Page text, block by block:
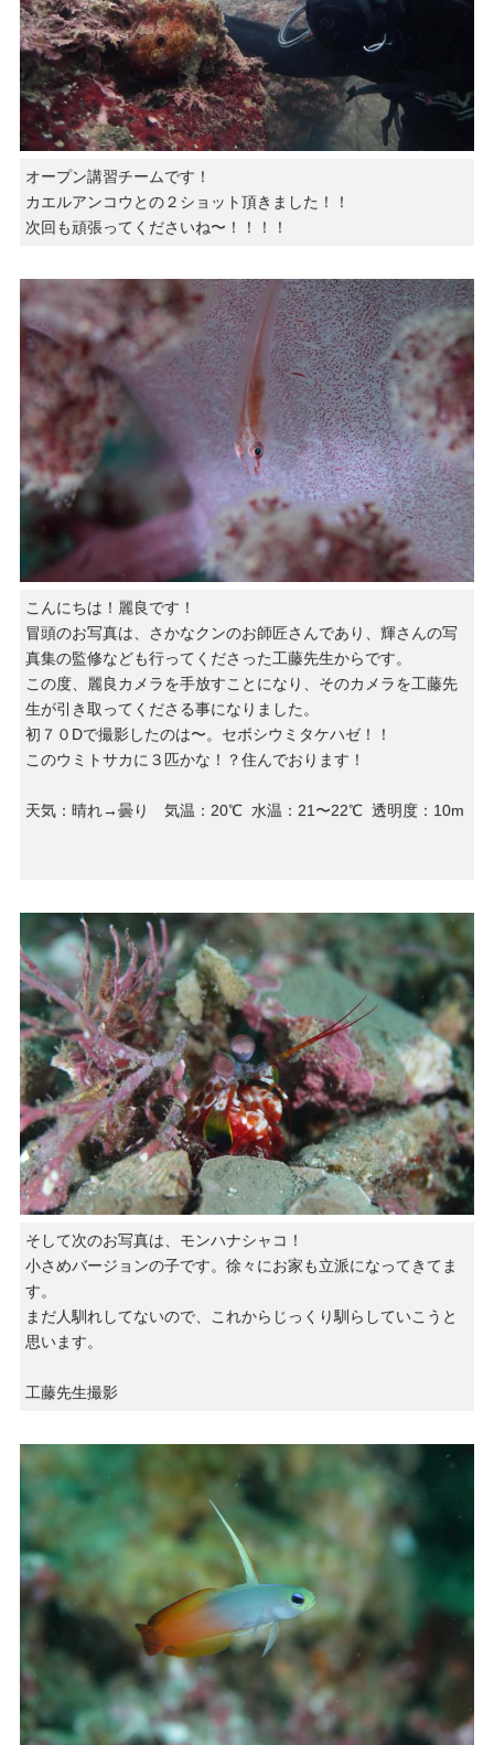
オープン講習チームです！
カエルアンコウとの２ショット頂きました！！
次回も頑張ってくださいね〜！！！！
こんにちは！麗良です！
冒頭のお写真は、さかなクンのお師匠さんであり、輝さんの写
真集の監修なども行ってくださった工藤先生からです。
この度、麗良カメラを手放すことになり、そのカメラを工藤先
生が引き取ってくださる事になりました。
初７０Dで撮影したのは〜。セボシウミタケハゼ！！
このウミトサカに３匹かな！？住んでおります！
天気：晴れ→曇り 気温：20℃ 水温：21〜22℃ 透明度：10m
そして次のお写真は、モンハナシャコ！
小さめバージョンの子です。徐々にお家も立派になってきてま
す。
まだ人馴れしてないので、これからじっくり馴らしていこうと
思います。
工藤先生撮影